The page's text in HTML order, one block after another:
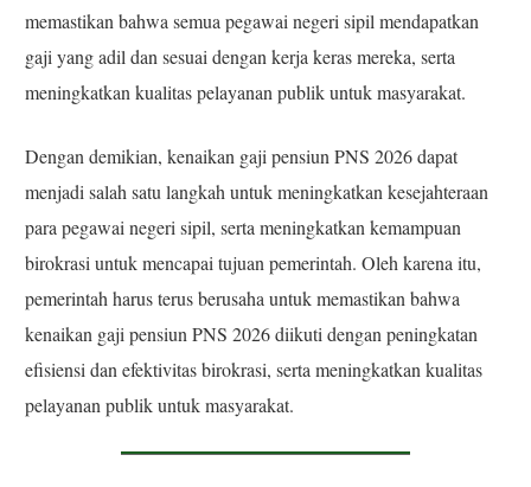
memastikan bahwa semua pegawai negeri sipil mendapatkan
gaji yang adil dan sesuai dengan kerja keras mereka, serta
meningkatkan kualitas pelayanan publik untuk masyarakat.
Dengan demikian, kenaikan gaji pensiun PNS 2026 dapat
menjadi salah satu langkah untuk meningkatkan kesejahteraan
para pegawai negeri sipil, serta meningkatkan kemampuan
birokrasi untuk mencapai tujuan pemerintah. Oleh karena itu,
pemerintah harus terus berusaha untuk memastikan bahwa
kenaikan gaji pensiun PNS 2026 diikuti dengan peningkatan
efisiensi dan efektivitas birokrasi, serta meningkatkan kualitas
pelayanan publik untuk masyarakat.